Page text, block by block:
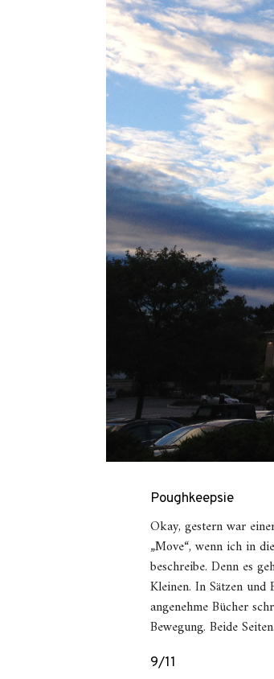
Poughkeepsie
Okay, gestern war
„Move“, wenn ich in
beschreibe. Denn es
Kleinen. In Sätzen und
angenehme Bücher
Bewegung. Beide Seiten.
9/11